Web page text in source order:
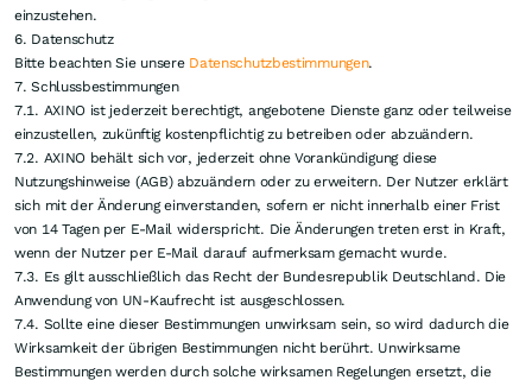
wahren. Die Meinung und Äußerung der anderen Teilnehmer ist zu
respektieren.
4.5. Um unnötige Ladezeiten zu vermeiden, wird der Nutzer gebeten, auf
das Anhängen von Bildern zu verzichten. Leserkommentare dienen darüber
hinaus dem sachlichen und verbalen Meinungsaustausch und der Diskussion
unter den registrierten Nutzern.
4.6. Sämtliche Beiträge werden erst nach Prüfung durch die Redaktion
freigegeben. Die Redaktion behält sich vor, Beiträge zu kürzen oder nicht zu
veröffentlichen. Nutzern, die wiederholt gegen die Nutzungsbestimmungen
verstoßen, kann die Registrierung entzogen werden.
4.7. Die Darstellung oder Verherrlichung von links- oder rechtsradikalem,
rassistischem, anstößigem oder auch pornographischem Material, sowie
jegliche Verlinkung darauf ist verboten und kann rechtliche Folgen nach sich
ziehen. Es gilt ausschließlich das Recht der Bundesrepublik Deutschland.
4.8. Eine Pflicht zur Überprüfung der vom Nutzer eingestellten Inhalte
durch AXINO besteht nicht. AXINO behält sich aber das Recht vor,